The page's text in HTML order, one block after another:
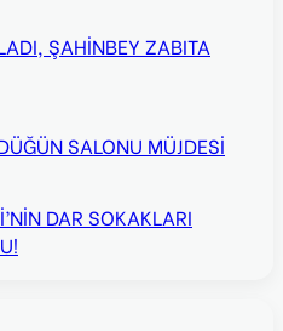
ŞAHİNBEY ZABITA
SALONU MÜJDESİ
DAR SOKAKLARI